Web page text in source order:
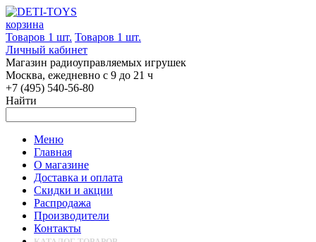
корзина
Товаров 1 шт. Товаров 1 шт.
Личный кабинет
Магазин радиоуправляемых игрушек
Москва, ежедневно с 9 до 21 ч
+7 (495) 540-56-80
Найти
Меню
Главная
О магазине
Доставка и оплата
Скидки и акции
Распродажа
Производители
Контакты